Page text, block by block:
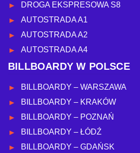
DROGA EKSPRESOWA S8
AUTOSTRADA A1
AUTOSTRADA A2
AUTOSTRADA A4
BILLBOARDY W POLSCE
BILLBOARDY – WARSZAWA
BILLBOARDY – KRAKÓW
BILLBOARDY – POZNAŃ
BILLBOARDY – ŁÓDŹ
BILLBOARDY – GDAŃSK